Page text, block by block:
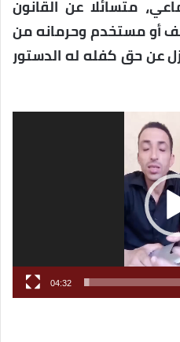
متسائلا عن القانون
أو مستخدم وحرمانه من
عن حق كفله له الدستور
04:32